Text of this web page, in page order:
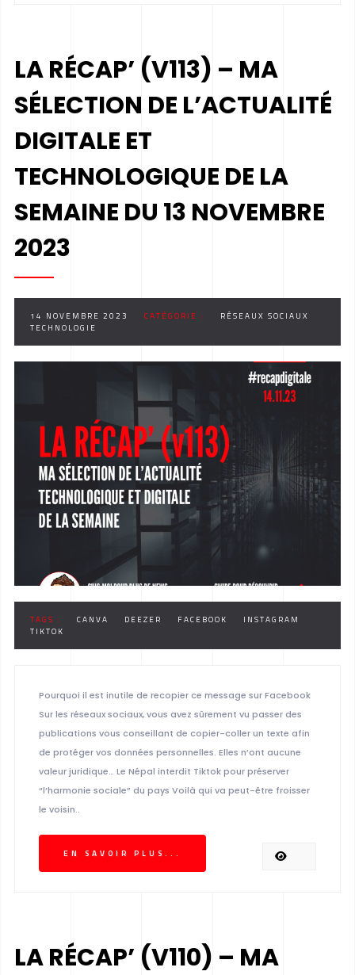
LA RÉCAP’ (V113) – MA
SÉLECTION DE L’ACTUALITÉ
DIGITALE ET
TECHNOLOGIQUE DE LA
SEMAINE DU 13 NOVEMBRE
2023
14 NOVEMBRE 2023 CATÉGORIE :
RÉSEAUX SOCIAUX
TECHNOLOGIE
TAGS : CANVA DEEZER FACEBOOK
INSTAGRAM
TIKTOK
Pourquoi il est inutile de recopier ce message sur Facebook
Sur les réseaux sociaux, vous avez sûrement vu passer des
publications vous conseillant de copier-coller un texte afin
de protéger vos données personnelles. Elles n’ont aucune
valeur juridique… Le Népal interdit Tiktok pour préserver
“l’harmonie sociale” du pays Voilà qui va peut-être froisser
le voisin..
EN SAVOIR PLUS...
LA RÉCAP’ (V110) – MA